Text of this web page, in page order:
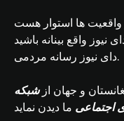
واقعیت ها استوار هست
دای نیوز رسانه مردمی.
و جهان ازشبکه
اجتماعی